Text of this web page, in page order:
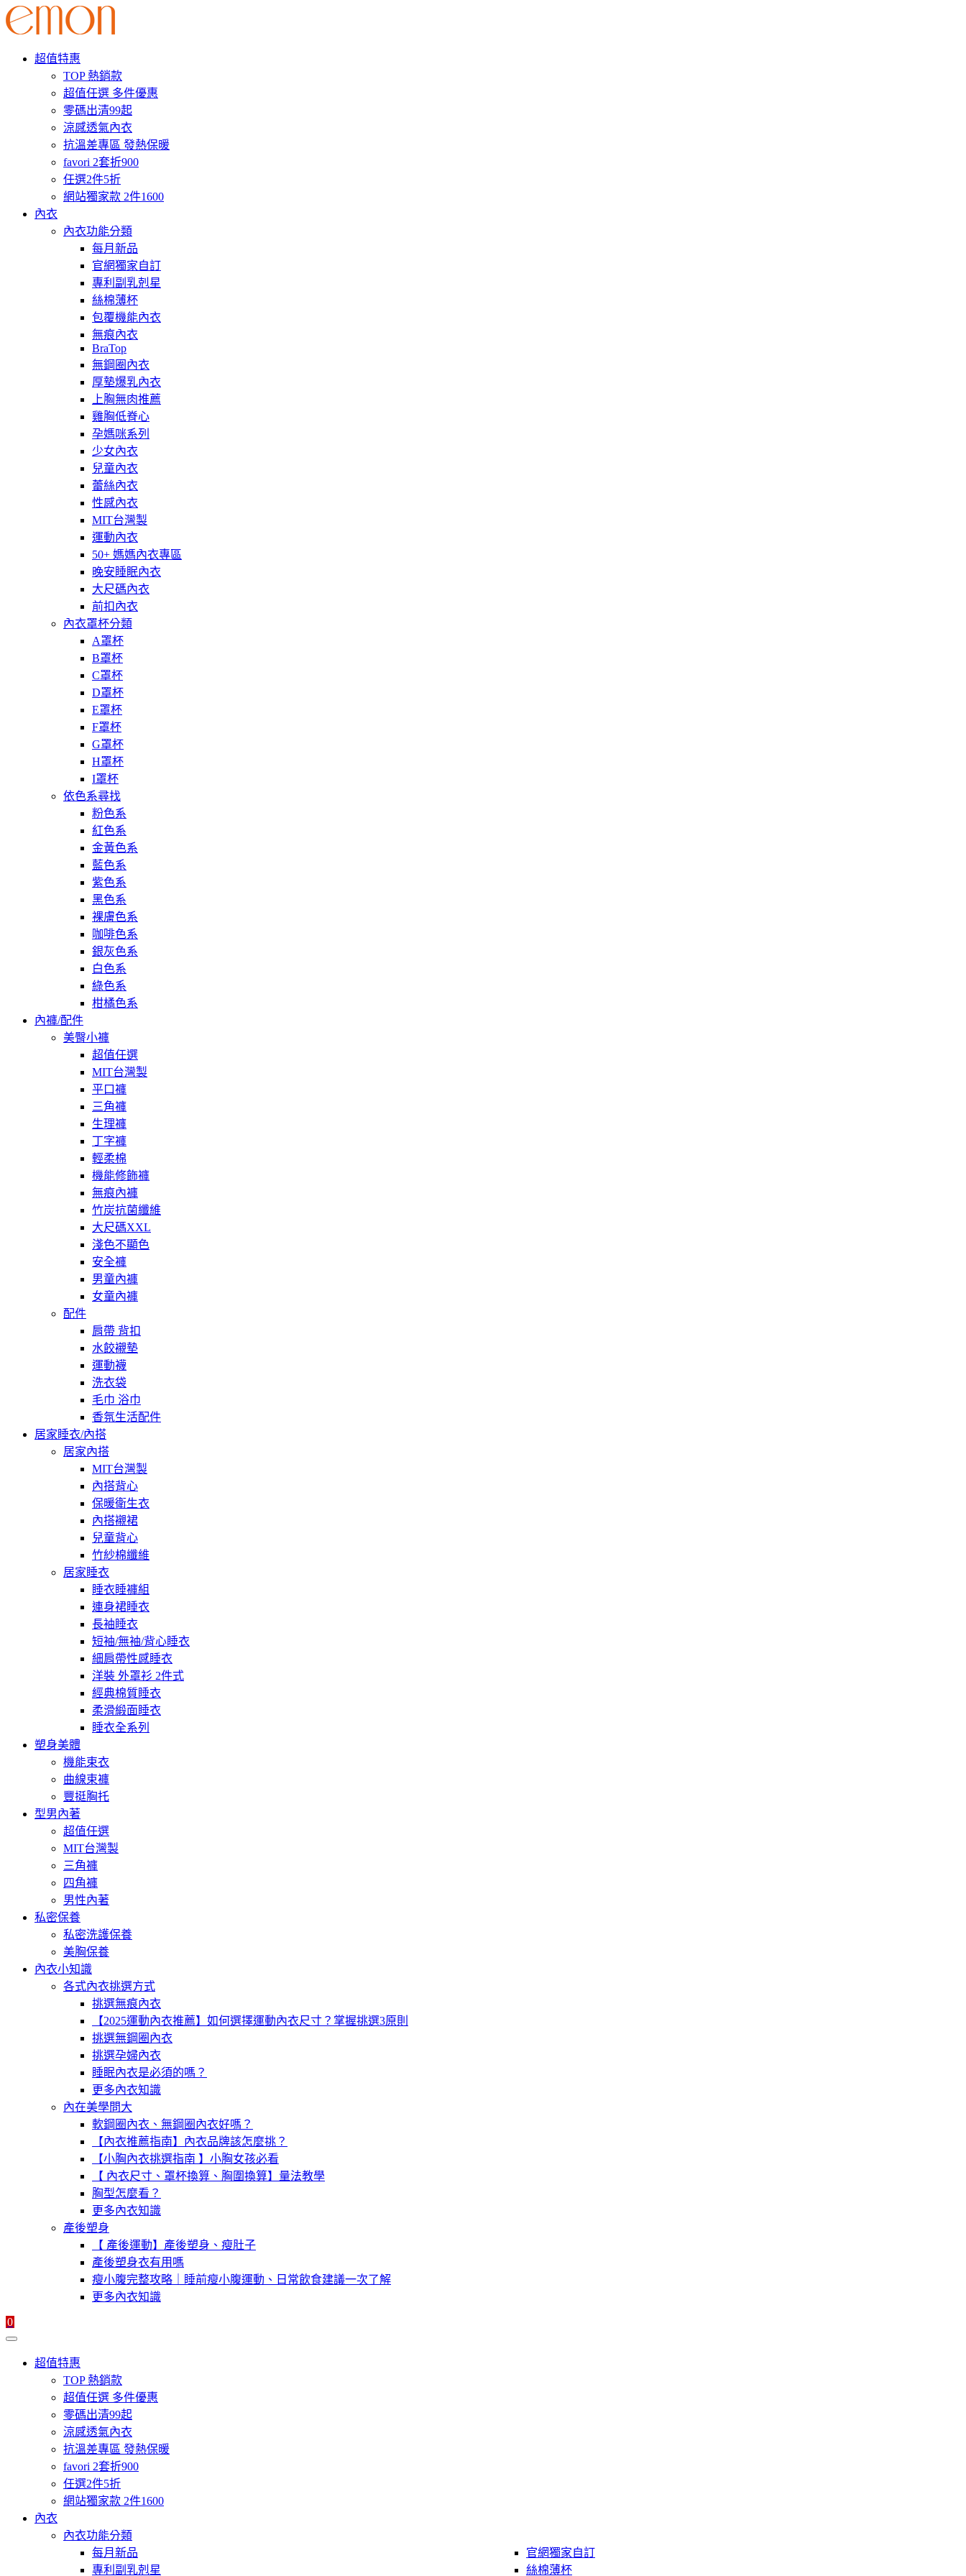
超值特惠
TOP 熱銷款
超值任選 多件優惠
零碼出清99起
涼感透氣內衣
抗溫差專區 發熱保暖
favori 2套折900
任選2件5折
網站獨家款 2件1600
內衣
內衣功能分類
每月新品
官網獨家自訂
專利副乳剋星
絲棉薄杯
包覆機能內衣
無痕內衣
BraTop
無鋼圈內衣
厚墊爆乳內衣
上胸無肉推薦
雞胸低脊心
孕媽咪系列
少女內衣
兒童內衣
蕾絲內衣
性感內衣
MIT台灣製
運動內衣
50+ 媽媽內衣專區
晚安睡眠內衣
大尺碼內衣
前扣內衣
內衣罩杯分類
A罩杯
B罩杯
C罩杯
D罩杯
E罩杯
F罩杯
G罩杯
H罩杯
I罩杯
依色系尋找
粉色系
紅色系
金黃色系
藍色系
紫色系
黑色系
裸膚色系
咖啡色系
銀灰色系
白色系
綠色系
柑橘色系
內褲/配件
美臀小褲
超值任選
MIT台灣製
平口褲
三角褲
生理褲
丁字褲
輕柔棉
機能修飾褲
無痕內褲
竹炭抗菌纖維
大尺碼XXL
淺色不顯色
安全褲
男童內褲
女童內褲
配件
肩帶 背扣
水餃襯墊
運動襪
洗衣袋
毛巾 浴巾
香氛生活配件
居家睡衣/內搭
居家內搭
MIT台灣製
內搭背心
保暖衛生衣
內搭襯裙
兒童背心
竹紗棉纖維
居家睡衣
睡衣睡褲組
連身裙睡衣
長袖睡衣
短袖/無袖/背心睡衣
細肩帶性感睡衣
洋裝 外罩衫 2件式
經典棉質睡衣
柔滑緞面睡衣
睡衣全系列
塑身美體
機能束衣
曲線束褲
豐挺胸托
型男內著
超值任選
MIT台灣製
三角褲
四角褲
男性內著
私密保養
私密洗護保養
美胸保養
內衣小知識
各式內衣挑選方式
挑選無痕內衣
【2025運動內衣推薦】如何選擇運動內衣尺寸？掌握挑選3原則
挑選無鋼圈內衣
挑選孕婦內衣
睡眠內衣是必須的嗎？
更多內衣知識
內在美學問大
軟鋼圈內衣、無鋼圈內衣好嗎？
【內衣推薦指南】內衣品牌該怎麼挑？
【小胸內衣挑選指南 】小胸女孩必看
【 內衣尺寸、罩杯換算、胸圍換算】量法教學
胸型怎麼看？
更多內衣知識
產後塑身
【 產後運動】產後塑身、瘦肚子
產後塑身衣有用嗎
瘦小腹完整攻略｜睡前瘦小腹運動、日常飲食建議一次了解
更多內衣知識
0
超值特惠
TOP 熱銷款
超值任選 多件優惠
零碼出清99起
涼感透氣內衣
抗溫差專區 發熱保暖
favori 2套折900
任選2件5折
網站獨家款 2件1600
內衣
內衣功能分類
每月新品
官網獨家自訂
專利副乳剋星
絲棉薄杯